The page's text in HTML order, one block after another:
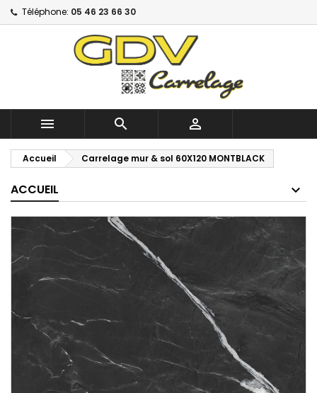
Téléphone: 05 46 23 66 30
  
Accueil Carrelage mur & sol 60X120 MONTBLACK
ACCUEIL